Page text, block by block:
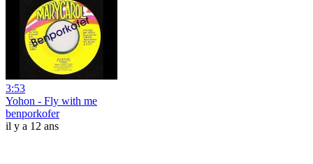
3:53
Yohon - Fly with me
benporkofer
il y a 12 ans